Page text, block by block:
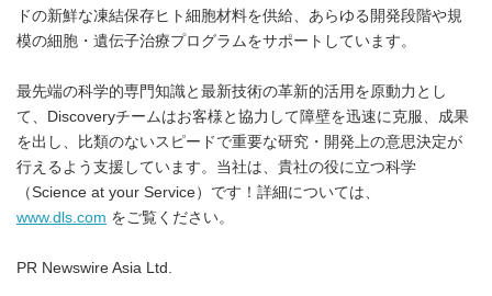
ドの新鮮な凍結保存ヒト細胞材料を供給、あらゆる開発段階や規
模の細胞・遺伝子治療プログラムをサポートしています。
最先端の科学的専門知識と最新技術の革新的活用を原動力とし
て、Discoveryチームはお客様と協力して障壁を迅速に克服、成果
を出し、比類のないスピードで重要な研究・開発上の意思決定が
行えるよう支援しています。当社は、貴社の役に立つ科学
（Science at your Service）です！詳細については、
www.dls.com をご覧ください。
PR Newswire Asia Ltd.